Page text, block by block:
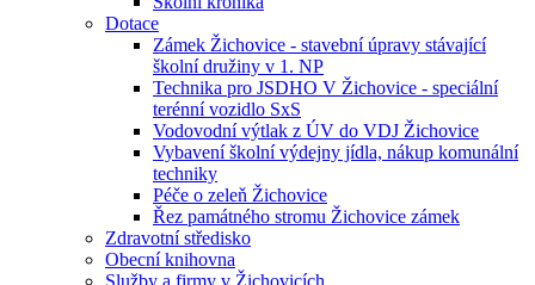
Dotace
Zámek Žichovice - stavební úpravy stávající
školní družiny v 1. NP
Technika pro JSDHO V Žichovice - speciální
terénní vozidlo SxS
Vodovodní výtlak z ÚV do VDJ Žichovice
Vybavení školní výdejny jídla, nákup komunální
techniky
Péče o zeleň Žichovice
Řez památného stromu Žichovice zámek
Zdravotní středisko
Obecní knihovna
Služby a firmy v Žichovicích